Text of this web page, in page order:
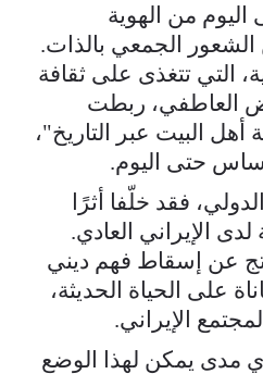
من الهوية
الشعور الجمعي بالذات.
التي تتغذى على ثقافة
العاطفي، ربطت
البيت عبر التاريخ"،
حتى اليوم.
فقد خلّفا أثرًا
لدى الإيراني العادي.
عن إسقاط فهم ديني
على الحياة الحديثة،
الإيراني.
مدى يمكن لهذا الوضع